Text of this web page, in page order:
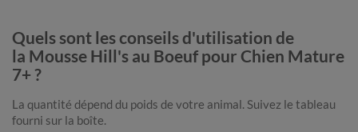
Quels sont les conseils d'utilisation de
la Mousse Hill's au Boeuf pour Chien Mature
7+ ?
La quantité dépend du poids de votre animal. Suivez le tableau
fourni sur la boîte.